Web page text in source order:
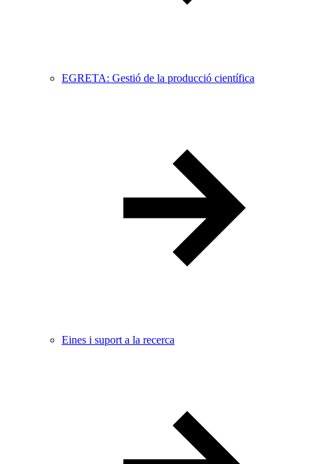
EGRETA: Gestió de la producció científica
Eines i suport a la recerca